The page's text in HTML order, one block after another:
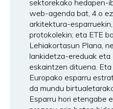
sektorekako hedapen-
web-agenda bat, 4.o
arkitektura-
protokolekin; eta ETE
Lehiakortasun Plana,
lankidetza-ereduak
eskaintzen dituena.
Europako esparru
da mundu
Esparru hori etengabe